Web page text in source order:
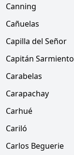
Canning
Cañuelas
Capilla del Señor
Capitán Sarmiento
Carabelas
Carapachay
Carhué
Cariló
Carlos Beguerie